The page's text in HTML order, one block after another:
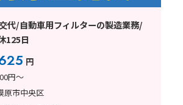
代/自動車用フィルターの製造業務/
125日
円
円～
原市中央区